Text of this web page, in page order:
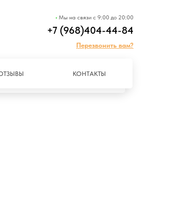
КОНТАКТЫ
• Мы на связи с 9:00 до 20:00
+7 (968)404-44-84
Перезвонить вам?